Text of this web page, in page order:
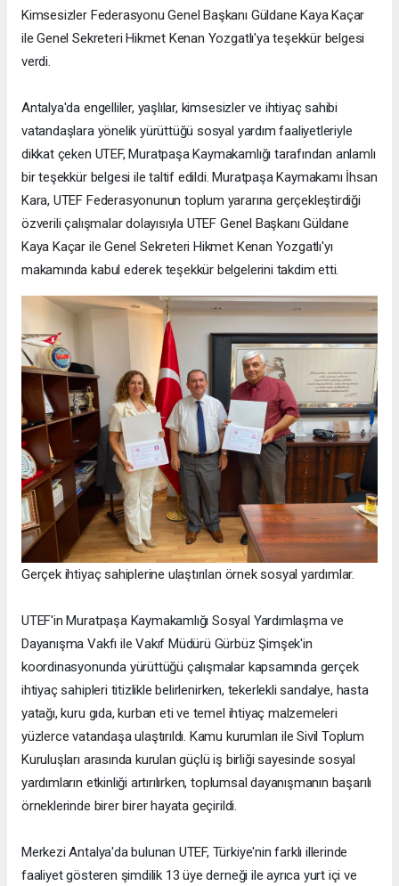
Kimsesizler Federasyonu Genel Başkanı Güldane Kaya Kaçar
ile Genel Sekreteri Hikmet Kenan Yozgatlı'ya teşekkür belgesi
verdi.
Antalya'da engelliler, yaşlılar, kimsesizler ve ihtiyaç sahibi
vatandaşlara yönelik yürüttüğü sosyal yardım faaliyetleriyle
dikkat çeken UTEF, Muratpaşa Kaymakamlığı tarafından anlamlı
bir teşekkür belgesi ile taltif edildi. Muratpaşa Kaymakamı İhsan
Kara, UTEF Federasyonunun toplum yararına gerçekleştirdiği
özverili çalışmalar dolayısıyla UTEF Genel Başkanı Güldane
Kaya Kaçar ile Genel Sekreteri Hikmet Kenan Yozgatlı'yı
makamında kabul ederek teşekkür belgelerini takdim etti.
Gerçek ihtiyaç sahiplerine ulaştırılan örnek sosyal yardımlar.
UTEF'in Muratpaşa Kaymakamlığı Sosyal Yardımlaşma ve
Dayanışma Vakfı ile Vakıf Müdürü Gürbüz Şimşek'in
koordinasyonunda yürüttüğü çalışmalar kapsamında gerçek
ihtiyaç sahipleri titizlikle belirlenirken, tekerlekli sandalye, hasta
yatağı, kuru gıda, kurban eti ve temel ihtiyaç malzemeleri
yüzlerce vatandaşa ulaştırıldı. Kamu kurumları ile Sivil Toplum
Kuruluşları arasında kurulan güçlü iş birliği sayesinde sosyal
yardımların etkinliği artırılırken, toplumsal dayanışmanın başarılı
örneklerinde birer birer hayata geçirildi.
Merkezi Antalya'da bulunan UTEF, Türkiye'nin farklı illerinde
faaliyet gösteren şimdilik 13 üye derneği ile ayrıca yurt içi ve